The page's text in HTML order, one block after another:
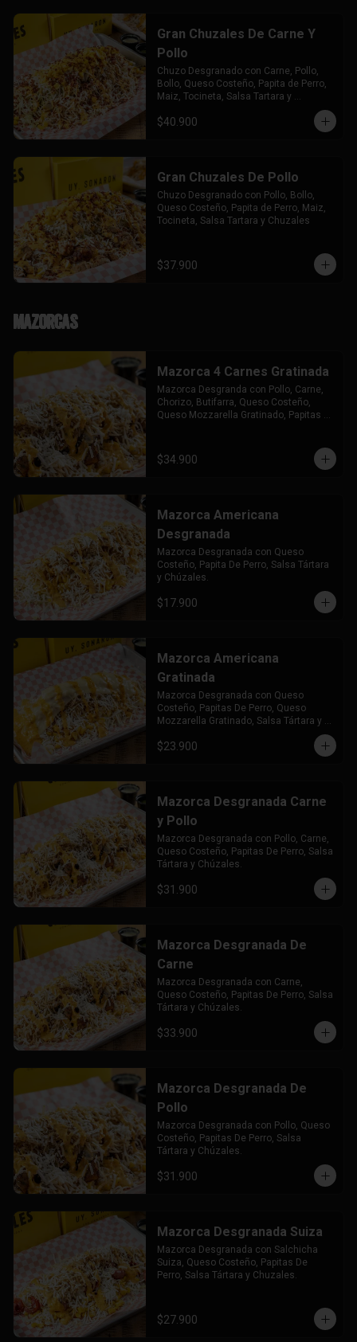
Gran Chuzales De Carne Y
Pollo
Chuzo Desgranado con Carne, Pollo,
Bollo, Queso Costeño, Papita de Perro,
Maiz, Tocineta, Salsa Tartara y
$40.900
Gran Chuzales De Pollo
Chuzo Desgranado con Pollo, Bollo,
Queso Costeño, Papita de Perro, Maiz,
Tocineta, Salsa Tartara y Chuzales
$37.900
Mazorcas
Mazorca 4 Carnes Gratinada
Mazorca Desgranda con Pollo, Carne,
Chorizo, Butifarra, Queso Costeño,
Queso Mozzarella Gratinado, Papitas
$34.900
Mazorca Americana
Desgranada
Mazorca Desgranada con Queso
Costeño, Papita De Perro, Salsa Tártara
y Chúzales.
$17.900
Mazorca Americana
Gratinada
Mazorca Desgranada con Queso
Costeño, Papitas De Perro, Queso
Mozzarella Gratinado, Salsa Tártara y
$23.900
Mazorca Desgranada Carne
y Pollo
Mazorca Desgranada con Pollo, Carne,
Queso Costeño, Papitas De Perro, Salsa
Tártara y Chúzales.
$31.900
Mazorca Desgranada De
Carne
Mazorca Desgranada con Carne,
Queso Costeño, Papitas De Perro, Salsa
Tártara y Chúzales.
$33.900
Mazorca Desgranada De
Pollo
Mazorca Desgranada con Pollo, Queso
Costeño, Papitas De Perro, Salsa
Tártara y Chúzales.
$31.900
Mazorca Desgranada Suiza
Mazorca Desgranada con Salchicha
Suiza, Queso Costeño, Papitas De
Perro, Salsa Tártara y Chuzales.
$27.900